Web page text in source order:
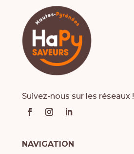
Suivez-nous sur les réseaux !
NAVIGATION